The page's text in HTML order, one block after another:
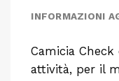
INFORMAZIONI
Camicia
attività, per il